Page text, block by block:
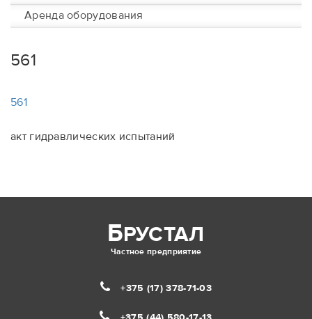
Аренда оборудования
561
561
акт гидравлических испытаний
БРУСТАЛ
Частное предприятие
+375 (17) 378-71-03